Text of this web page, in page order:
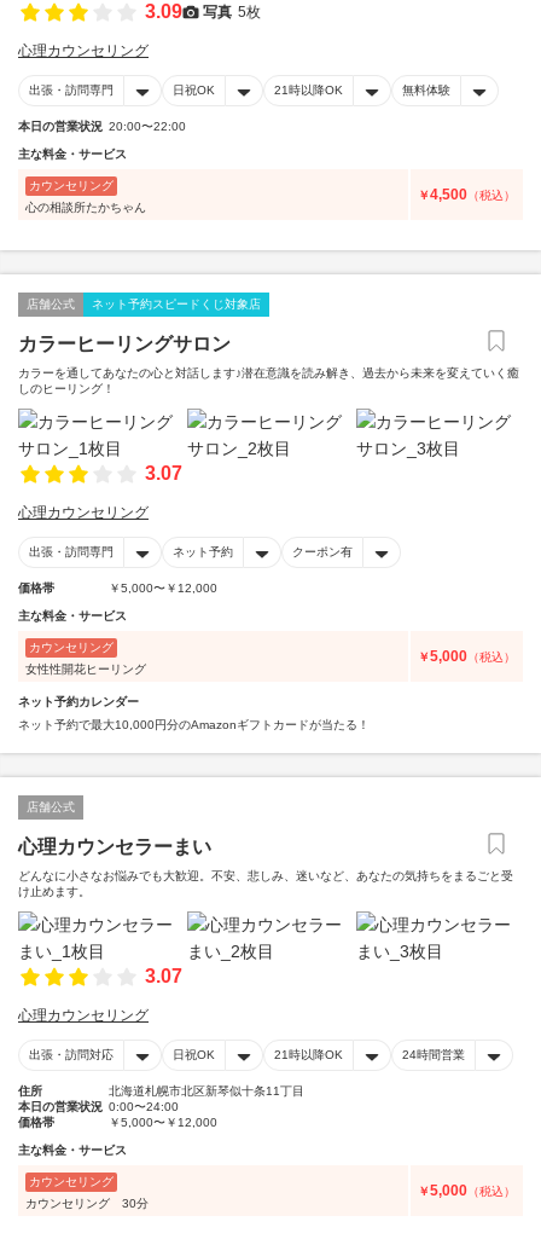
3.09 写真 5枚
心理カウンセリング
出張・訪問専門 日祝OK 21時以降OK 無料体験
本日の営業状況 20:00〜22:00
主な料金・サービス
カウンセリング
心の相談所たかちゃん
￥4,500 （税込）
店舗公式 ネット予約スピードくじ対象店
カラーヒーリングサロン
カラーを通してあなたの心と対話します♪潜在意識を読み解き、過去から未来を変えていく癒
しのヒーリング！
3.07
心理カウンセリング
出張・訪問専門 ネット予約 クーポン有
価格帯 ￥5,000〜￥12,000
主な料金・サービス
カウンセリング
女性性開花ヒーリング
￥5,000 （税込）
ネット予約カレンダー
ネット予約で最大10,000円分のAmazonギフトカードが当たる！
店舗公式
心理カウンセラーまい
どんなに小さなお悩みでも大歓迎。不安、悲しみ、迷いなど、あなたの気持ちをまるごと受
け止めます。
3.07
心理カウンセリング
出張・訪問対応 日祝OK 21時以降OK 24時間営業
住所
北海道札幌市北区新琴似十条11丁目
本日の営業状況 0:00〜24:00
価格帯
￥5,000〜￥12,000
主な料金・サービス
カウンセリング
カウンセリング 30分
￥5,000 （税込）